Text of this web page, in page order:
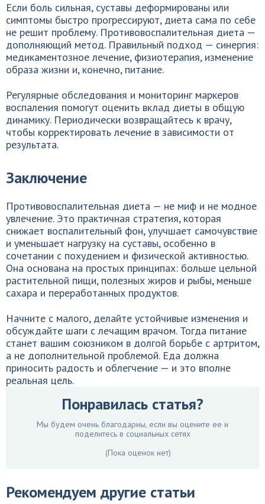
Если боль сильная, суставы деформированы или
симптомы быстро прогрессируют, диета сама по себе
не решит проблему. Противовоспалительная диета —
дополняющий метод. Правильный подход — синергия:
медикаментозное лечение, физиотерапия, изменение
образа жизни и, конечно, питание.
Регулярные обследования и мониторинг маркеров
воспаления помогут оценить вклад диеты в общую
динамику. Периодически возвращайтесь к врачу,
чтобы корректировать лечение в зависимости от
результата.
Заключение
Противовоспалительная диета — не миф и не модное
увлечение. Это практичная стратегия, которая
снижает воспалительный фон, улучшает самочувствие
и уменьшает нагрузку на суставы, особенно в
сочетании с похудением и физической активностью.
Она основана на простых принципах: больше цельной
растительной пищи, полезных жиров и рыбы, меньше
сахара и переработанных продуктов.
Начните с малого, делайте устойчивые изменения и
обсуждайте шаги с лечащим врачом. Тогда питание
станет вашим союзником в долгой борьбе с артритом,
а не дополнительной проблемой. Еда должна
приносить радость и облегчение — и это вполне
реальная цель.
Понравилась статья?
Мы будем очень благодарны, если вы оцените ее и
поделитесь в социальных сетях
(Пока оценок нет)
Рекомендуем другие статьи